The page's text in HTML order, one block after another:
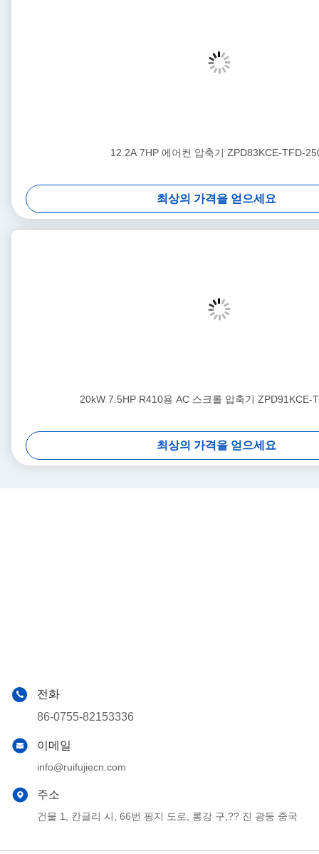
12.2A 7HP 에어컨 압축기 ZPD83KCE-TFD-
최상의 가격을 얻으세요
20kW 7.5HP R410용 AC 스크롤 압축기 ZPD91KCE-
최상의 가격을 얻으세요
전화
86-0755-82153336
이메일
info@ruifujiecn.com
주소
건물 1, 칸글리 시, 66번 핑지 도로, 롱강 구,?? 진 광둥 중국